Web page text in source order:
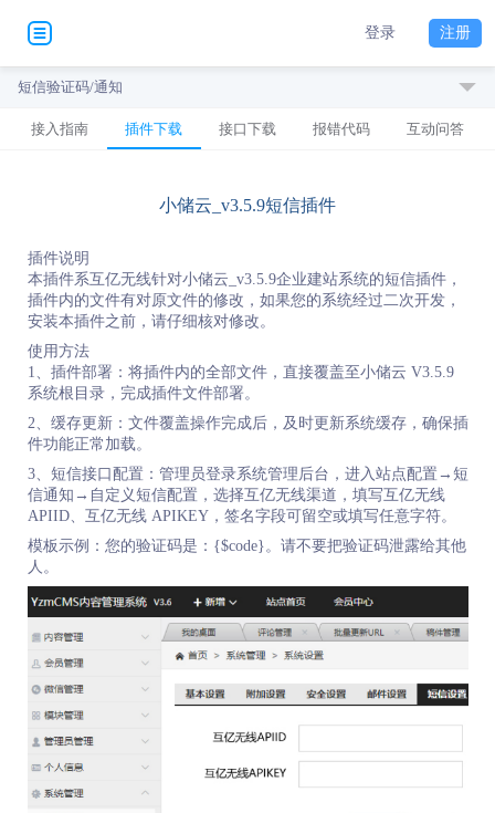
登录 注册
短信验证码/通知
接入指南 插件下载 接口下载 报错代码 互动问答
小储云_v3.5.9短信插件
插件说明
本插件系互亿无线针对小储云_v3.5.9企业建站系统的短信插件，
插件内的文件有对原文件的修改，如果您的系统经过二次开发，
安装本插件之前，请仔细核对修改。
使用方法
1、插件部署：将插件内的全部文件，直接覆盖至小储云 V3.5.9
系统根目录，完成插件文件部署。
2、缓存更新：文件覆盖操作完成后，及时更新系统缓存，确保插
件功能正常加载。
3、短信接口配置：管理员登录系统管理后台，进入站点配置→短
信通知→自定义短信配置，选择互亿无线渠道，填写互亿无线
APIID、互亿无线 APIKEY，签名字段可留空或填写任意字符。
模板示例：您的验证码是：{$code}。请不要把验证码泄露给其他
人。